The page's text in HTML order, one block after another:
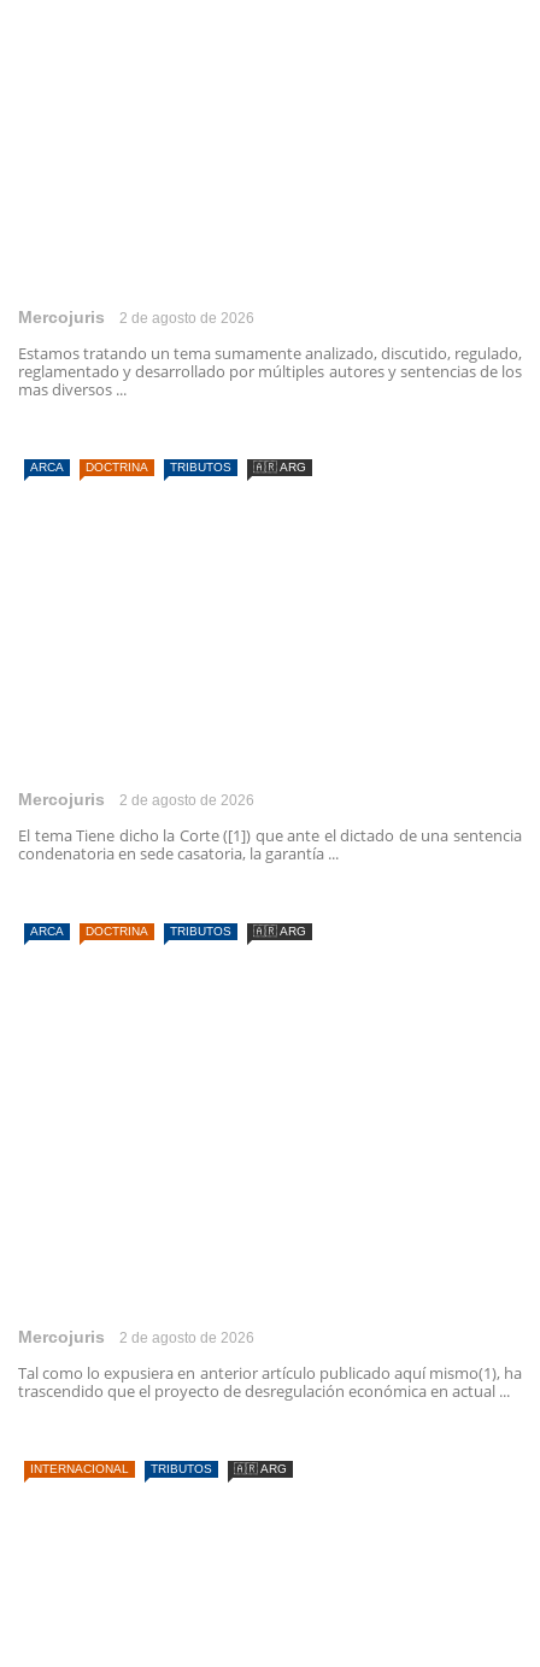
Mercojuris 2 de agosto de 2026
Estamos tratando un tema sumamente analizado, discutido, regulado,
reglamentado y desarrollado por múltiples autores y sentencias de los
mas diversos ...
ARCA DOCTRINA TRIBUTOS 🇦🇷 ARG
Mercojuris 2 de agosto de 2026
El tema Tiene dicho la Corte ([1]) que ante el dictado de una sentencia
condenatoria en sede casatoria, la garantía ...
ARCA DOCTRINA TRIBUTOS 🇦🇷 ARG
Mercojuris 2 de agosto de 2026
Tal como lo expusiera en anterior artículo publicado aquí mismo(1), ha
trascendido que el proyecto de desregulación económica en actual ...
INTERNACIONAL TRIBUTOS 🇦🇷 ARG